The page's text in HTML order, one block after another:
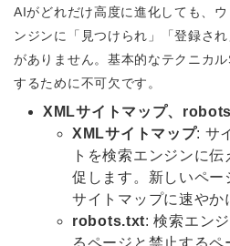
AIがどれだけ高度に進化しても、
ンジンに「見つけられ」「登録さ
がありません。基本的なテクニカ
するために不可欠です。
XMLサイトマップ、
XMLサイトマップ: サ
トを検索エンジンに
促します。新しいペー
サイトマップに速やか
robots.txt: 検索エン
るページと禁止する